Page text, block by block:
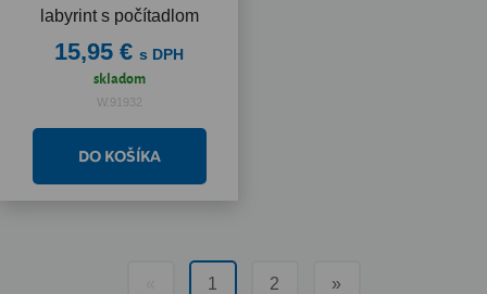
labyrint s počítadlom
15,95 € s DPH
skladom
W.91932
1 2 »